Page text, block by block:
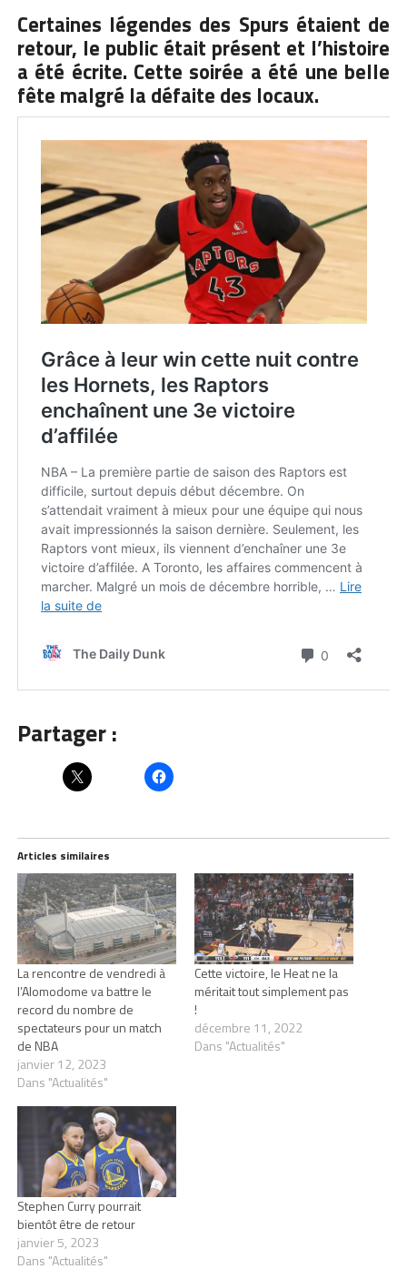
Certaines légendes des Spurs étaient de
retour, le public était présent et l’histoire
a été écrite. Cette soirée a été une belle
fête malgré la défaite des locaux.
Partager :
Articles similaires
La rencontre de vendredi à
l’Alomodome va battre le
record du nombre de
spectateurs pour un match
de NBA
janvier 12, 2023
Dans "Actualités"
Cette victoire, le Heat ne la
méritait tout simplement pas
!
décembre 11, 2022
Dans "Actualités"
Stephen Curry pourrait
bientôt être de retour
janvier 5, 2023
Dans "Actualités"